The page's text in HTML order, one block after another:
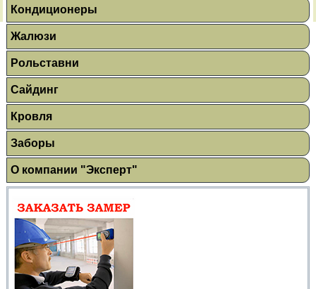
Кондиционеры
Жалюзи
Рольставни
Сайдинг
Кровля
Заборы
О компании "Эксперт"